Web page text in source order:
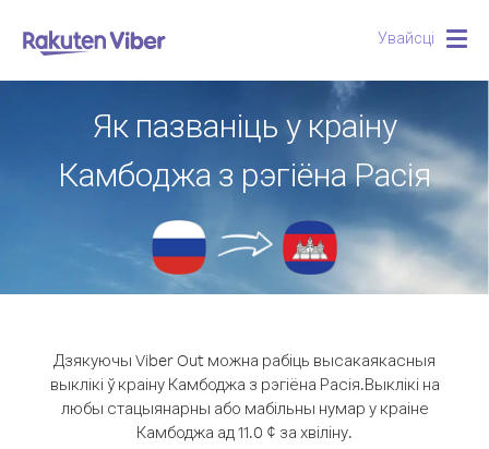
Увайсці
Як пазваніць у краіну
Камбоджа з рэгіёна Расія
Дзякуючы Viber Out можна рабіць высакаякасныя
выклікі ў краіну Камбоджа з рэгіёна Расія.Выклікі на
любы стацыянарны або мабільны нумар у краіне
Камбоджа ад 11.0 ¢ за хвіліну.